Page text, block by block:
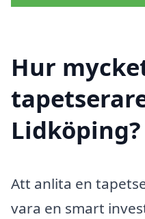
Hur
Lidköping?
Att anlita en
vara en smart